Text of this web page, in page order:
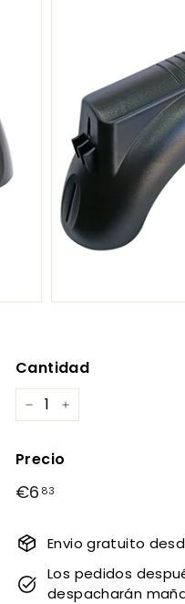
Cantidad
− +
Precio
Precio
€6 83
Envio gratuito
Los pedidos
despacharán